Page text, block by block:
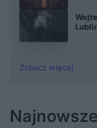
Zobacz więcej